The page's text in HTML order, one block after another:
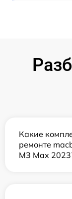
Какие
ремонте
M3 Max